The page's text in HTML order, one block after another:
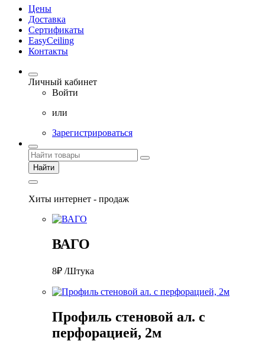
Цены
Доставка
Cертификаты
EasyCeiling
Контакты
Личный кабинет
Войти
или
Зарегистрироваться
Найти
Хиты интернет - продаж
ВАГО
8₽ /Штука
Профиль стеновой ал. с
перфорацией, 2м